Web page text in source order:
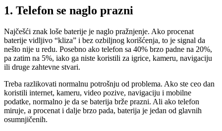
1. Telefon se naglo prazni
Najčešći znak loše baterije je naglo pražnjenje. Ako procenat
baterije vidljivo “kliza” i bez ozbiljnog korišćenja, to je signal da
nešto nije u redu. Posebno ako telefon sa 40% brzo padne na 20%,
pa zatim na 5%, iako ga niste koristili za igrice, kameru, navigaciju
ili druge zahtevne stvari.
Treba razlikovati normalnu potrošnju od problema. Ako ste ceo dan
koristili internet, kameru, video pozive, navigaciju i mobilne
podatke, normalno je da se baterija brže prazni. Ali ako telefon
miruje, a procenat i dalje brzo pada, baterija je jedan od glavnih
osumnjičenih.